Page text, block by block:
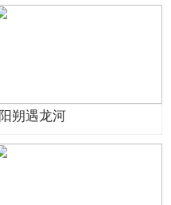
阳朔遇龙河